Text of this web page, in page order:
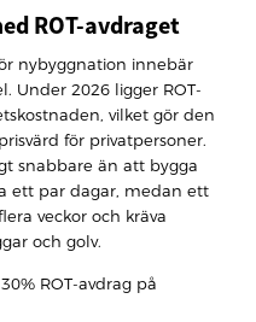
ROT-avdraget
nybyggnation innebär
Under 2026 ligger ROT-
vilket gör den
för privatpersoner.
snabbare än att bygga
ett par dagar, medan ett
veckor och kräva
och golv.
ROT-avdrag på